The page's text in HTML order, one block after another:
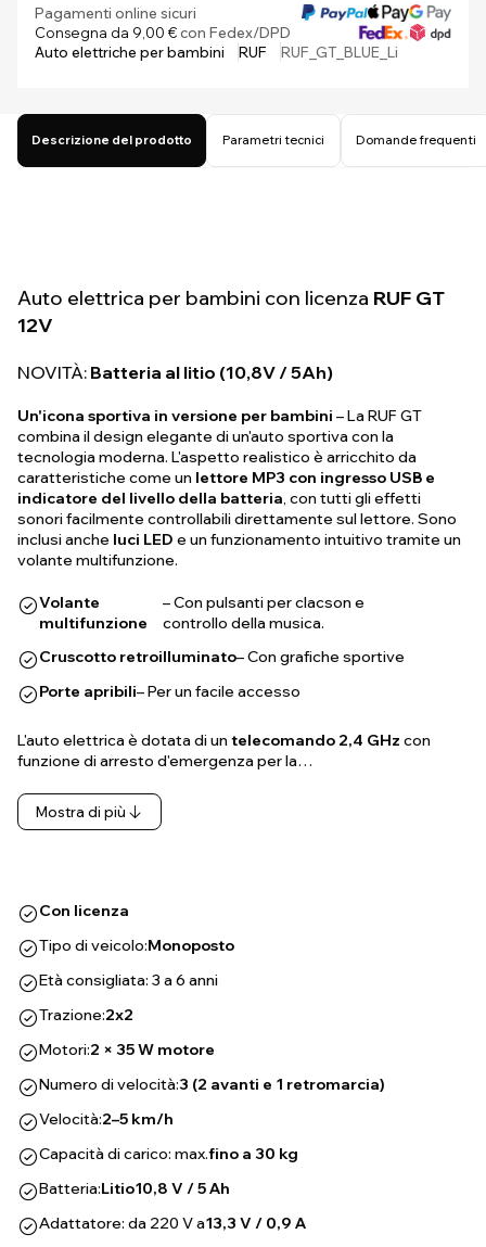
Pagamenti online sicuri
Consegna da 9,00 €con Fedex/DPD
Auto elettriche per bambini
RUF RUF_GT_BLUE_Li
Descrizione del prodotto Parametri tecnici Domande frequenti
Auto elettrica per bambini con licenza RUF GT
12V
NOVITÀ: Batteria al litio (10,8V / 5Ah)
Un'icona sportiva in versione per bambini – La RUF GT
combina il design elegante di un'auto sportiva con la
tecnologia moderna. L'aspetto realistico è arricchito da
caratteristiche come un lettore MP3 con ingresso USB e
indicatore del livello della batteria, con tutti gli effetti
sonori facilmente controllabili direttamente sul lettore. Sono
inclusi anche luci LED e un funzionamento intuitivo tramite un
volante multifunzione.
Volante
multifunzione
– Con pulsanti per clacson e
controllo della musica.
Cruscotto retroilluminato– Con grafiche sportive
Porte apribili– Per un facile accesso
L'auto elettrica è dotata di un telecomando 2,4 GHz con
funzione di arresto d'emergenza per la…
Mostra di più
Con licenza
Tipo di veicolo:Monoposto
Età consigliata: 3 a 6 anni
Trazione:2x2
Motori:2 × 35 W motore
Numero di velocità:3 (2 avanti e 1 retromarcia)
Velocità:2–5 km/h
Capacità di carico: max.fino a 30 kg
Batteria:Litio10,8 V / 5 Ah
Adattatore: da 220 V a13,3 V / 0,9 A